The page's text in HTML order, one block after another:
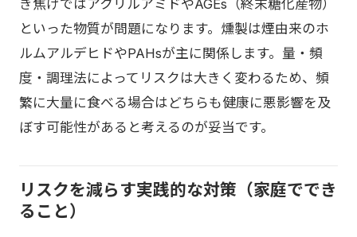
き焦げではアクリルアミドやAGEs（終末糖化産物）
といった物質が問題になります。燻製は煙由来のホ
ルムアルデヒドやPAHsが主に関係します。量・頻
度・調理法によってリスクは大きく変わるため、頻
繁に大量に食べる場合はどちらも健康に悪影響を及
ぼす可能性があると考えるのが妥当です。
リスクを減らす実践的な対策（家庭ででき
ること）